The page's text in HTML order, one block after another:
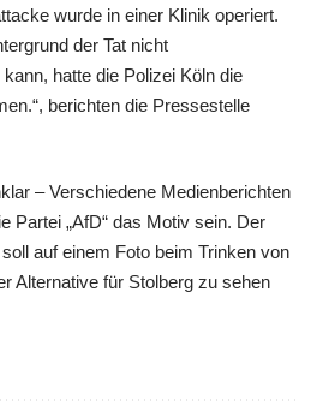
wurde in einer Klinik operiert.
der Tat nicht
hatte die Polizei Köln die
berichten die Pressestelle
– Verschiedene Medienberichten
Partei „AfD“ das Motiv sein. Der
auf einem Foto beim Trinken von
Alternative für Stolberg zu sehen